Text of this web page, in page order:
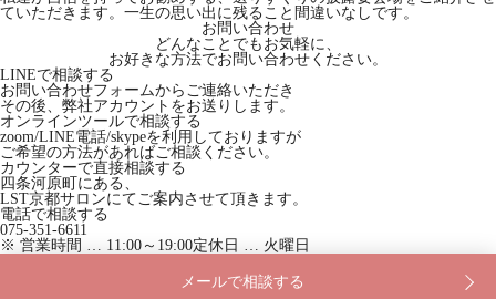
ていただきます。一生の思い出に残ること間違いなしです。
お問い合わせ
どんなことでもお気軽に、
お好きな方法でお問い合わせください。
LINEで相談する
お問い合わせフォームからご連絡いただき
その後、弊社アカウントをお送りします。
オンラインツールで相談する
zoom/LINE電話/skypeを利用しておりますが
ご希望の方法があればご相談ください。
カウンターで直接相談する
四条河原町にある、
LST京都サロンにてご案内させて頂きます。
電話で相談する
075-351-6611
※ 営業時間 … 11:00～19:00定休日 … 火曜日
メールで相談する